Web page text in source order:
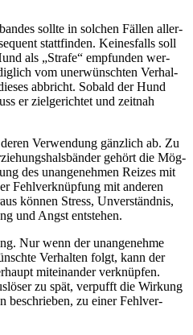
soll­te in sol­chen Fäl­len aller­
statt­fin­den. Kei­nes­falls soll
als „Stra­fe“ emp­fun­den wer­
vom uner­wünsch­ten Ver­hal­
abbricht. Sobald der Hund
er ziel­ge­rich­tet und zeit­nah
Ver­wen­dung gänz­lich ab. Zu
gehört die Mög­
des unan­ge­neh­men Rei­zes mit
Fehl­ver­knüp­fung mit ande­ren
kön­nen Stress, Unver­ständ­nis,
und Angst ent­ste­hen.
Nur wenn der unan­ge­neh­me
Ver­hal­ten folgt, kann der
mit­ein­an­der ver­knüp­fen.
zu spät, ver­pufft die Wir­kung
beschrie­ben, zu einer Fehl­ver­